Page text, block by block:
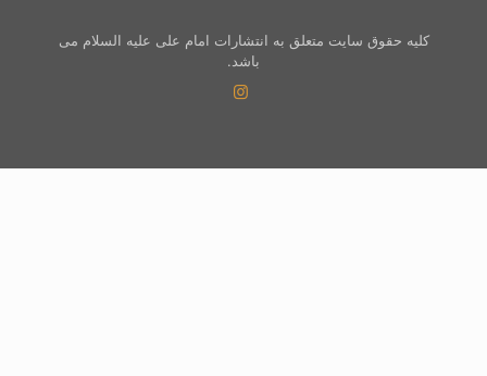
کلیه حقوق سایت متعلق به انتشارات امام علی علیه السلام می
باشد.